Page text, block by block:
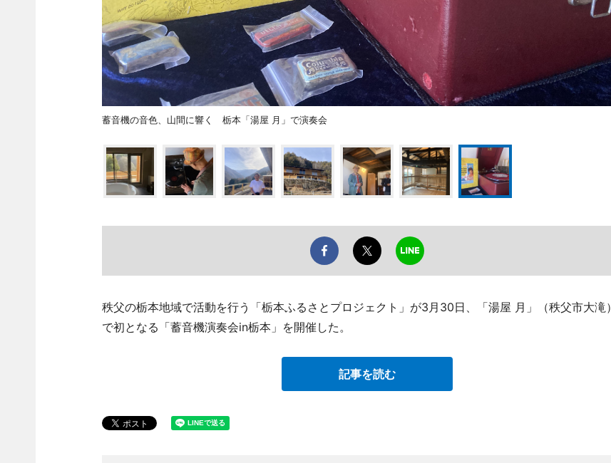
蓄音機の音色、山間に響く 栃本「湯屋 月」で演奏会
秩父の栃本地域で活動を行う「栃本ふるさとプロジェクト」が3月30日、「湯屋 月」（秩父市大滝）
で初となる「蓄音機演奏会in栃本」を開催した。
記事を読む